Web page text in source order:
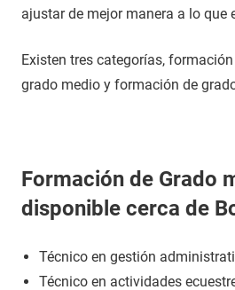
ajustar de mejor manera a lo que
Existen tres categorías,
grado medio y formación de
Formación de Grado
disponible cerca de
Técnico en gestión
Técnico en actividades